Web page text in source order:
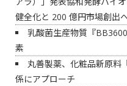
健全化と 200 億円市場創出
乳酸菌生産物質『
素
丸善製薬、化粧品新原料
係にアプローチ